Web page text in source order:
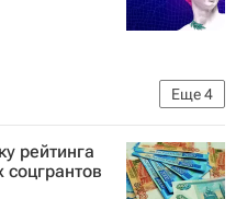
Еще4
рейтинга